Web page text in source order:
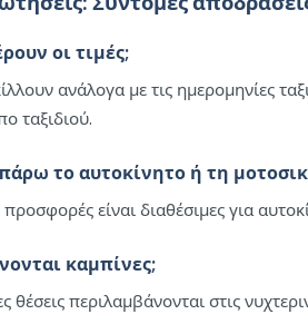
οι τιμές;
ανάλογα με τις ημερομηνίες
ταξιδιού.
το αυτοκίνητο ή τη
είναι διαθέσιμες για
καμπίνες;
θέσεις περιλαμβάνονται στις